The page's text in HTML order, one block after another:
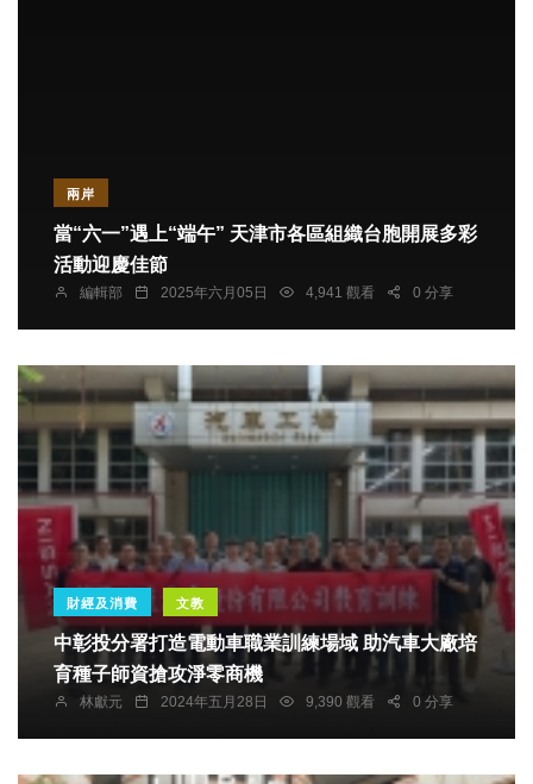
兩岸
當“六一”遇上“端午” 天津市各區組織台胞開展多彩
活動迎慶佳節
編輯部 2025年六月05日 4,941 觀看 0 分享
財經及消費 文教
中彰投分署打造電動車職業訓練場域 助汽車大廠培
育種子師資搶攻淨零商機
林獻元 2024年五月28日 9,390 觀看 0 分享